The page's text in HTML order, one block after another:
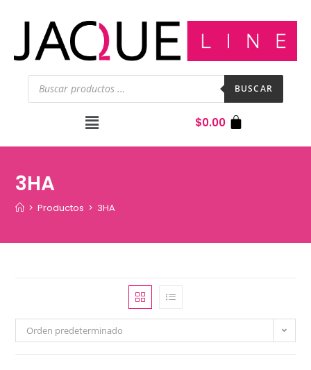
BUSCAR
$0.00
3HA
> Productos > 3HA
Orden predeterminado